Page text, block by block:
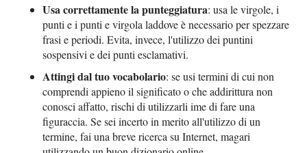
Usa correttamente la punteggiatura: usa le virgole, i
punti e i punti e virgola laddove è necessario per spezzare
frasi e periodi. Evita, invece, l'utilizzo dei puntini
sospensivi e dei punti esclamativi.
Attingi dal tuo vocabolario: se usi termini di cui non
comprendi appieno il significato o che addirittura non
conosci affatto, rischi di utilizzarli ime di fare una
figuraccia. Se sei incerto in merito all'utilizzo di un
termine, fai una breve ricerca su Internet, magari